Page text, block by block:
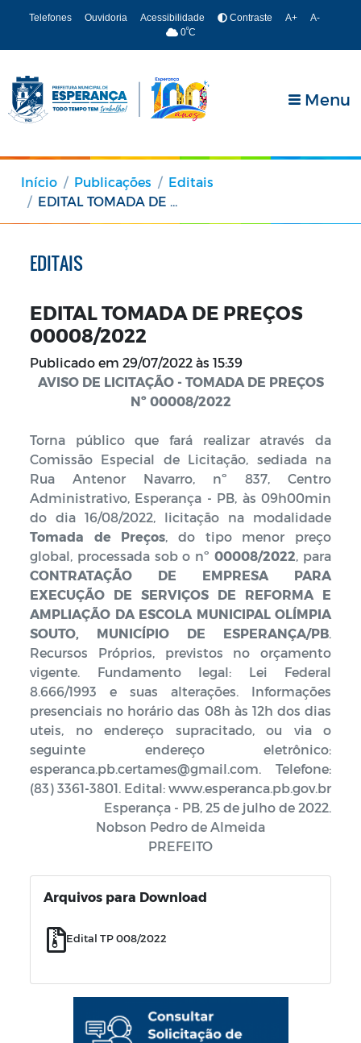
Telefones Ouvidoria Acessibilidade Contraste A+
A-
0ºC
Menu
Início Publicações
Editais
EDITAL TOMADA DE PREÇOS 00008/2022
EDITAIS
EDITAL TOMADA DE PREÇOS
00008/2022
Publicado em 29/07/2022 às 15:39
AVISO DE LICITAÇÃO - TOMADA DE PREÇOS
Nº 00008/2022
Torna público que fará realizar através da
Comissão Especial de Licitação, sediada na
Rua Antenor Navarro, nº 837, Centro
Administrativo, Esperança - PB, às 09h00min
do dia 16/08/2022, licitação na modalidade
Tomada de Preços, do tipo menor preço
global, processada sob o nº00008/2022, para
CONTRATAÇÃO DE EMPRESA PARA
EXECUÇÃO DE SERVIÇOS DE REFORMA E
AMPLIAÇÃO DA ESCOLA MUNICIPAL OLÍMPIA
SOUTO, MUNICÍPIO DE ESPERANÇA/PB.
Recursos Próprios, previstos no orçamento
vigente. Fundamento legal: Lei Federal
8.666/1993 e suas alterações. Informações
presenciais no horário das 08h às 12h dos dias
uteis, no endereço supracitado, ou via o
seguinte endereço eletrônico:
esperanca.pb.certames@gmail.com. Telefone:
(83) 3361-3801. Edital: www.esperanca.pb.gov.br
Esperança - PB, 25 de julho de 2022.
Nobson Pedro de Almeida
PREFEITO
Arquivos para Download
Edital TP 008/2022